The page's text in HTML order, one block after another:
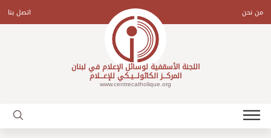
contentمن نحن اتصل بنا
اللجنة الأسقفية لوسائل الإعلام في لبنان
المركـــز الكاثولـــيـكي للإعـــلام
www.centrecatholique.org